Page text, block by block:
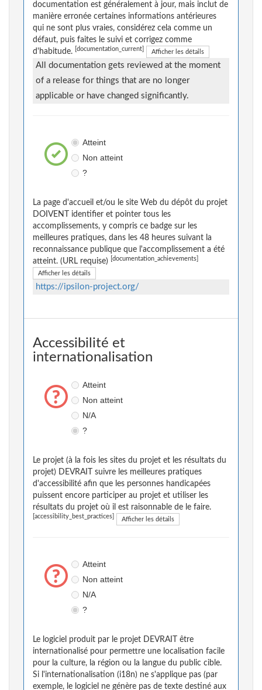
documentation est généralement à jour, mais inclut de
manière erronée certaines informations antérieures
qui ne sont plus vraies, considérez cela comme un
défaut, puis faites le suivi et corrigez comme
d'habitude.
[documentation_current] Afficher les détails
All documentation gets reviewed at the moment
of a release for things that are no longer
applicable or have changed significantly.
Atteint
Non atteint
?
La page d'accueil et/ou le site Web du dépôt du projet
DOIVENT identifier et pointer tous les
accomplissements, y compris ce badge sur les
meilleures pratiques, dans les 48 heures suivant la
reconnaissance publique que l'accomplissement a été
atteint. (URL requise)
[documentation_achievements]
Afficher les détails
https://ipsilon-project.org/
Accessibilité et
internationalisation
Atteint
Non atteint
N/A
?
Le projet (à la fois les sites du projet et les résultats du
projet) DEVRAIT suivre les meilleures pratiques
d'accessibilité afin que les personnes handicapées
puissent encore participer au projet et utiliser les
résultats du projet où il est raisonnable de le faire.
[accessibility_best_practices] Afficher les détails
Atteint
Non atteint
N/A
?
Le logiciel produit par le projet DEVRAIT être
internationalisé pour permettre une localisation facile
pour la culture, la région ou la langue du public cible.
Si l'internationalisation (i18n) ne s'applique pas (par
exemple, le logiciel ne génère pas de texte destiné aux